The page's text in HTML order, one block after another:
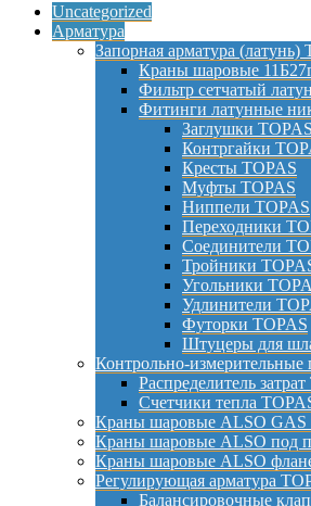
Uncategorized
Арматура
Запорная арматура (латунь)
Краны шаровые
Фильтр сетчатый
Фитинги латунные
Заглушки TOPAS
Контргайки
Кресты TOPAS
Муфты TOPAS
Ниппели TOPAS
Переходники
Соединители
Тройники
Угольники
Удлинители
Футорки TOPAS
Штуцеры для
Контрольно-
Распределитель
Счетчики тепла
Краны шаровые ALSO GAS
Краны шаровые ALSO под
Краны шаровые ALSO
Регулирующая арматура
Балансировочные